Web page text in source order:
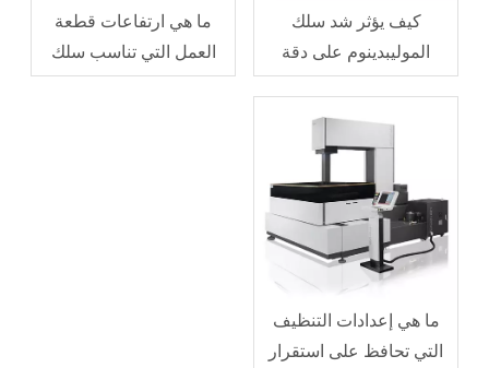
كيف يؤثر شد سلك
الموليبدينوم على دقة
القطع؟
ما هي ارتفاعات قطعة
العمل التي تناسب سلك
الموليبدينوم EDM؟
ما هي إعدادات التنظيف
التي تحافظ على استقرار